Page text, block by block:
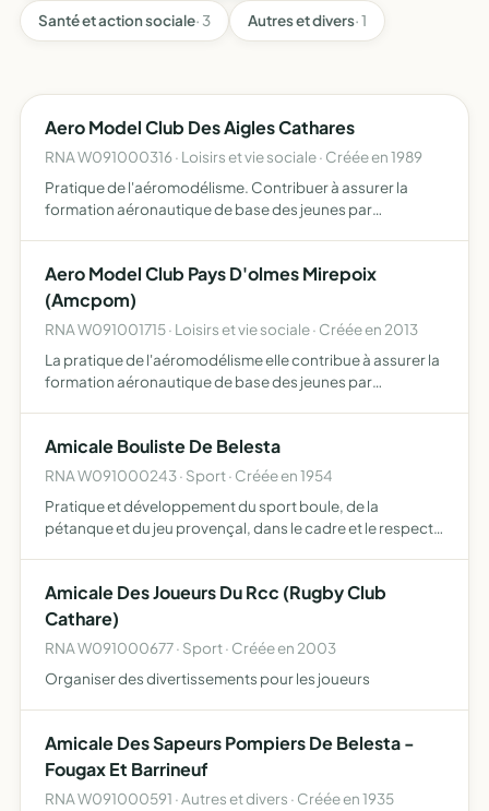
Santé et action sociale· 3 Autres et divers· 1
Aero Model Club Des Aigles Cathares
RNA W091000316 · Loisirs et vie sociale · Créée en 1989
Pratique de l'aéromodélisme. Contribuer à assurer la
formation aéronautique de base des jeunes par
de manifestation…
Aero Model Club Pays D'olmes Mirepoix
(Amcpom)
RNA W091001715 · Loisirs et vie sociale · Créée en 2013
La pratique de l'aéromodélisme elle contribue à assurer la
formation aéronautique de base des jeunes par
l'organisa…
Amicale Bouliste De Belesta
RNA W091000243 · Sport · Créée en 1954
Pratique et développement du sport boule, de la
pétanque et du jeu provençal, dans le cadre et le respect
Amicale Des Joueurs Du Rcc (Rugby Club
Cathare)
RNA W091000677 · Sport · Créée en 2003
Organiser des divertissements pour les joueurs
Amicale Des Sapeurs Pompiers De Belesta -
Fougax Et Barrineuf
RNA W091000591 · Autres et divers · Créée en 1935